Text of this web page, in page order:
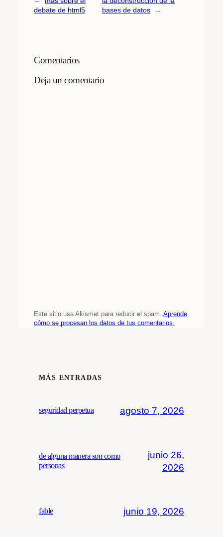
debate de html5
bases de datos
→
Comentarios
Deja un comentario
Este sitio usa Akismet para reducir el spam. Aprende
cómo se procesan los datos de tus comentarios.
MÁS ENTRADAS
seguridad perpetua agosto 7, 2026
de alguna manera son como
personas
junio 26,
2026
fable junio 19, 2026